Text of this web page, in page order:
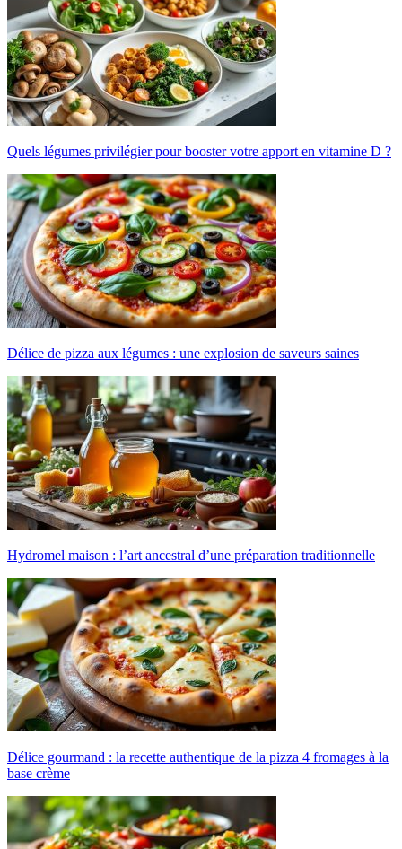
Quels légumes privilégier pour booster votre apport en vitamine D ?
Délice de pizza aux légumes : une explosion de saveurs saines
Hydromel maison : l’art ancestral d’une préparation traditionnelle
Délice gourmand : la recette authentique de la pizza 4 fromages à la
base crème